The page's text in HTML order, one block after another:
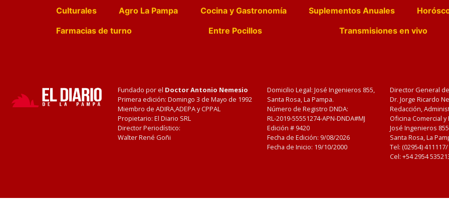
Culturales
Agro La Pampa Cocina y Gastronomía Suplementos Anuales
Farmacias de turno
Entre Pocillos Transmisiones en vivo
Fundado por el Doctor Antonio Nemesio
Primera edición: Domingo 3 de Mayo de 1992
Miembro de ADIRA,ADEPA y CPPAL
Propietario: El Diario SRL
Director Periodístico:
Walter René Goñi
Domicilio Legal: José Ingenieros 855,
Santa Rosa, La Pampa.
Número de Registro DNDA:
RL-2019-55551274-APN-DNDA#MJ
Edición # 9420
Fecha de Edición: 9/08/2026
Fecha de Inicio: 19/10/2000
Director General
Dr. Jorge Ricardo
Redacción,
Oficina Comercial
José Ingenieros
Santa Rosa, La
Tel: (02954)
Cel: +54 2954